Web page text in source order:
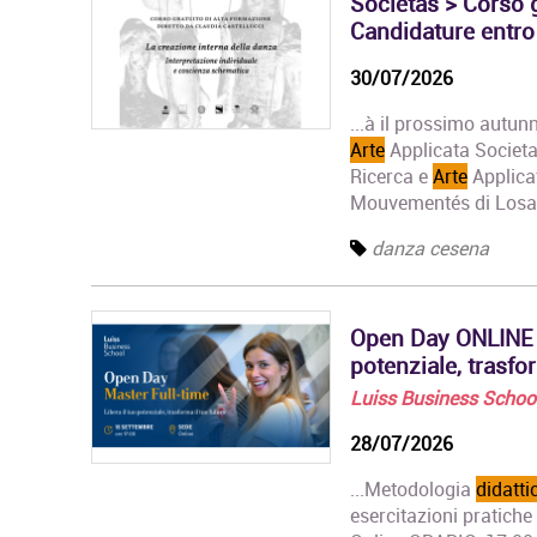
Candidature
30/07/2026
...à il prossimo
ArteApplicata
Ricerca eArte
Mouvementés di
danza cesena
Open Day
potenziale,
Luiss Business
28/07/2026
...Metodologia
esercitazioni pratiche
Eventi dell'Arte e dello
Spettacolo
Il Master rilascia un
Organizzazione degli
Eventi dell'Arte e dello…
Master in Gestione e
Innovazione delle
Attività Museali
Il Master in Gestione e
Innovazione delle
Attività Museali rilascia
un Diploma in…